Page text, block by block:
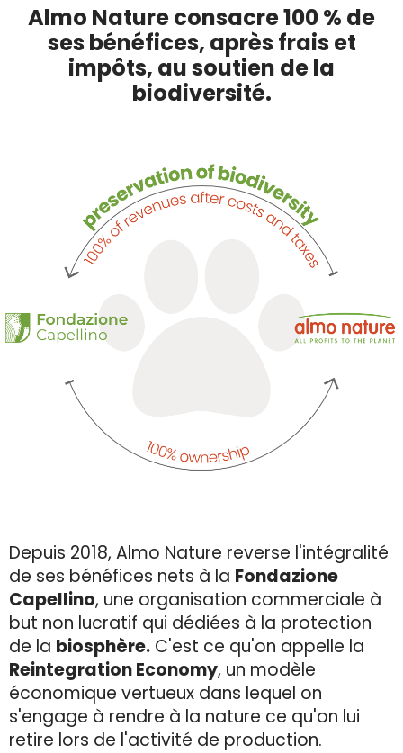
Almo Nature consacre 100 % de
ses bénéfices, après frais et
impôts, au soutien de la
biodiversité.
Depuis 2018, Almo Nature reverse l'intégralité
de ses bénéfices nets à la Fondazione
Capellino, une organisation commerciale à
but non lucratif qui dédiées à la protection
de la biosphère. C'est ce qu'on appelle la
Reintegration Economy, un modèle
économique vertueux dans lequel on
s'engage à rendre à la nature ce qu'on lui
retire lors de l'activité de production.